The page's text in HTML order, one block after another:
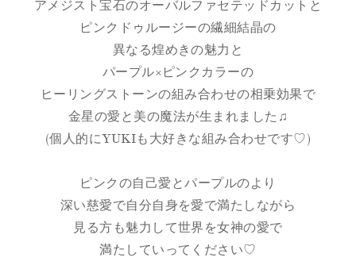
アメジスト宝石のオーバルファセテッドカットと
ピンクドゥルージーの繊細結晶の
異なる煌めきの魅力と
パープル×ピンクカラーの
ヒーリングストーンの組み合わせの相乗効果で
金星の愛と美の魔法が生まれました♫
(個人的にYUKIも大好きな組み合わせです♡)
ピンクの自己愛とパープルのより
深い慈愛で自分自身を愛で満たしながら
見る方も魅力して世界を女神の愛で
満たしていってください♡